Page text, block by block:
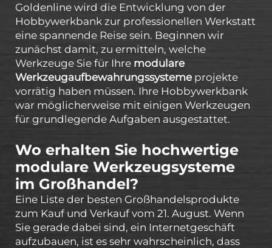
Goldenline wird die Entwicklung von der
Hobbywerkbank zur professionellen Werkstatt
eine spannende Reise sein. Beginnen wir
zunächst damit, zu ermitteln, welche
Werkzeuge Sie für Ihre modulare
Werkzeugaufbewahrungssysteme projekte
vorrätig haben müssen. Ihre Hobbywerkbank
war möglicherweise mit einigen Werkzeugen
für grundlegende Aufgaben ausgestattet.
Wo erhalten Sie hochwertige
modulare Werkzeugsysteme
im Großhandel?
Eine Liste der besten Großhandelsprodukte
zum Kauf und Verkauf vom 21. August. Wenn
Sie gerade dabei sind, ein Internetgeschäft
aufzubauen, ist es sehr wahrscheinlich, dass